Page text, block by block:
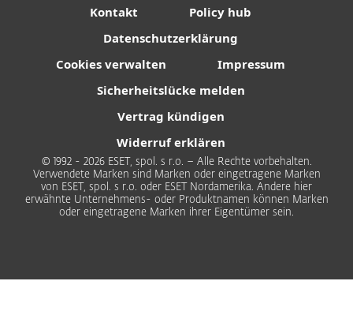
Kontakt
Policy hub
Datenschutzerklärung
Cookies verwalten
Impressum
Sicherheitslücke melden
Vertrag kündigen
Widerruf erklären
© 1992 - 2026 ESET, spol. s r.o. – Alle Rechte vorbehalten.
Verwendete Marken sind Marken oder eingetragene Marken
von ESET, spol. s r.o. oder ESET Nordamerika. Andere hier
erwähnte Unternehmens- oder Produktnamen können Marken
oder eingetragene Marken ihrer Eigentümer sein.